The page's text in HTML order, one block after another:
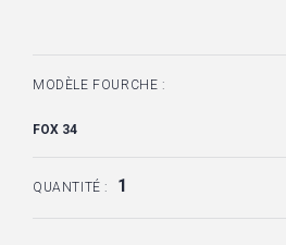
MODÈLE FOURCHE :
QUANTITÉ :